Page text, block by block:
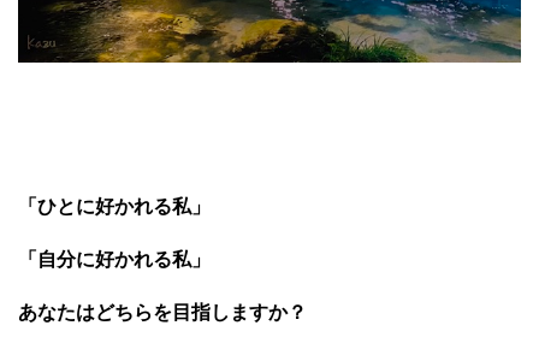
「ひとに好かれる私」
「自分に好かれる私」
あなたはどちらを目指しますか？